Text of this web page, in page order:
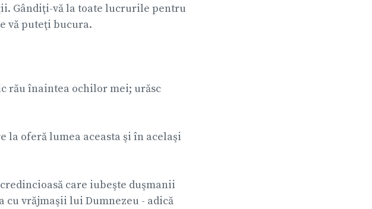
Gândiţi-vă la toate lucrurile pentru
puteţi bucura.
rău înaintea ochilor mei; urăsc
oferă lumea aceasta şi în acelaşi
care iubeşte duşmanii
cu vrăjmaşii lui Dumnezeu - adică